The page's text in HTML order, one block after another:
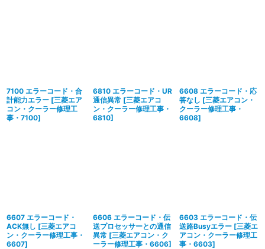
7100 エラーコード・合
計能力エラー [三菱エア
コン・クーラー修理工
事・7100]
6810 エラーコード・UR
通信異常 [三菱エアコ
ン・クーラー修理工事・
6810]
6608 エラーコード・応
答なし [三菱エアコン・
クーラー修理工事・
6608]
6607 エラーコード・
ACK無し [三菱エアコ
ン・クーラー修理工事・
6607]
6606 エラーコード・伝
送プロセッサーとの通信
異常 [三菱エアコン・ク
ーラー修理工事・6606]
6603 エラーコード・伝
送路Busyエラー [三菱エ
アコン・クーラー修理工
事・6603]